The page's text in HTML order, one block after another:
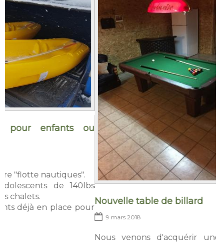
Nouvelle table de billard
Nous venons d'acquérir une nouvelle table de